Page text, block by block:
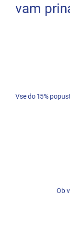
vam
Vse do 15%
Ob